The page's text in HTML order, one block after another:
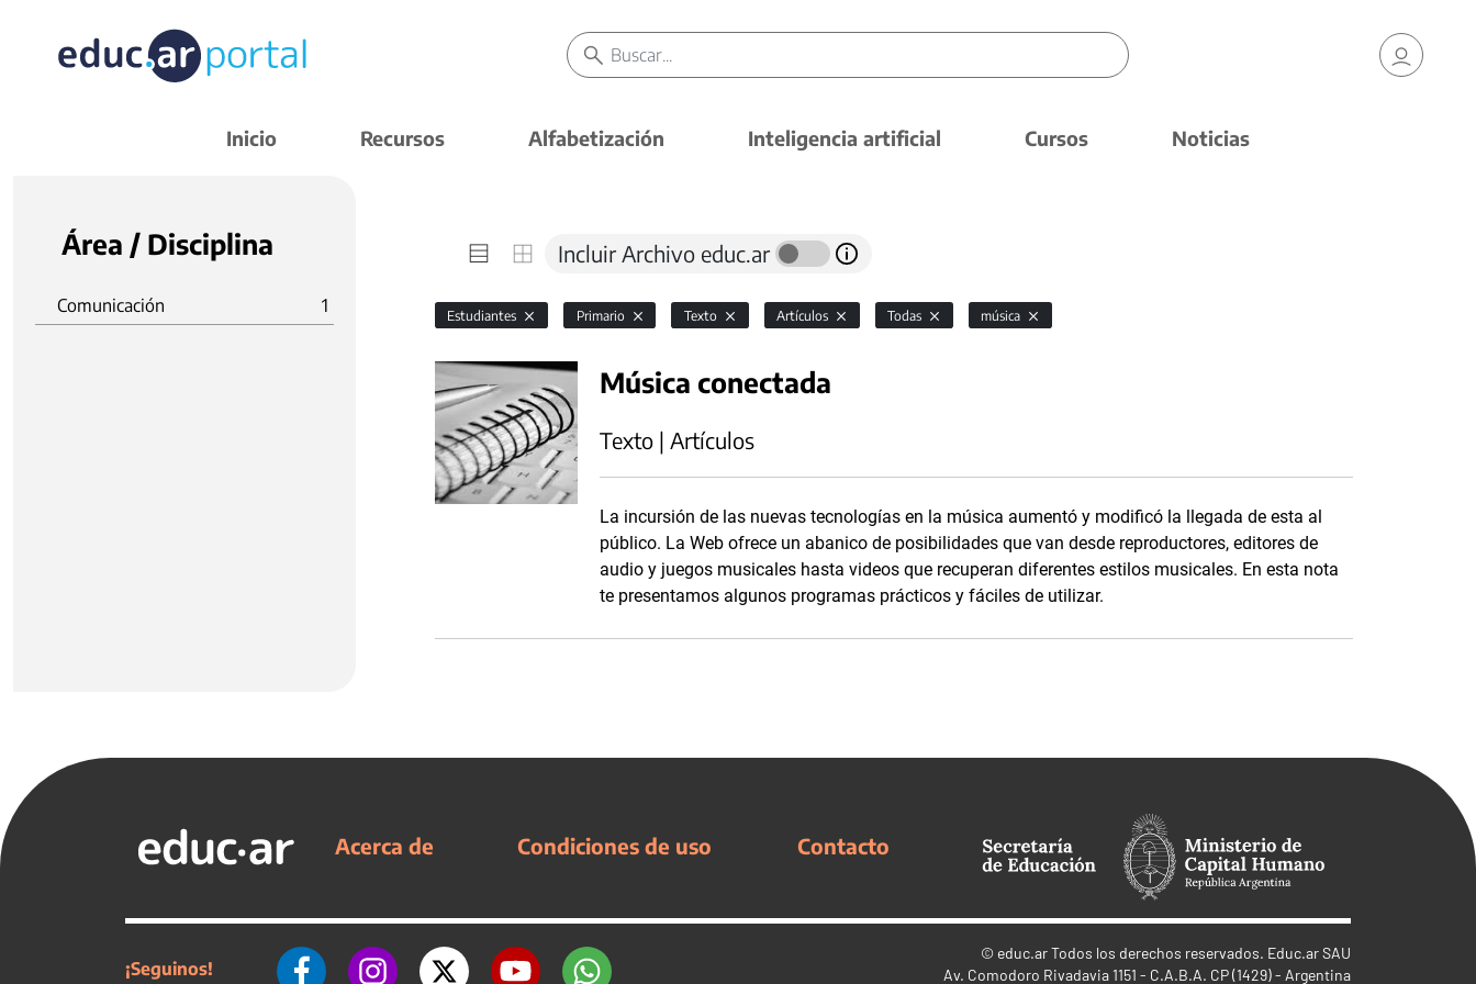
Inicio Recursos Alfabetización Inteligencia artificial Cursos Noticias
Área / Disciplina
Comunicación 1
Incluir Archivo educ.ar
Estudiantes Primario Texto Artículos Todas música
Música conectada
Texto | Artículos
La incursión de las nuevas tecnologías en la música aumentó y modificó la llegada de esta al
público. La Web ofrece un abanico de posibilidades que van desde reproductores, editores de
audio y juegos musicales hasta videos que recuperan diferentes estilos musicales. En esta nota
te presentamos algunos programas prácticos y fáciles de utilizar.
Acerca de Condiciones de uso Contacto
¡Seguinos!
© educ.arTodos los derechos reservados. Educ.ar SAU
Av. Comodoro Rivadavia 1151 - C.A.B.A. CP (1429) - Argentina